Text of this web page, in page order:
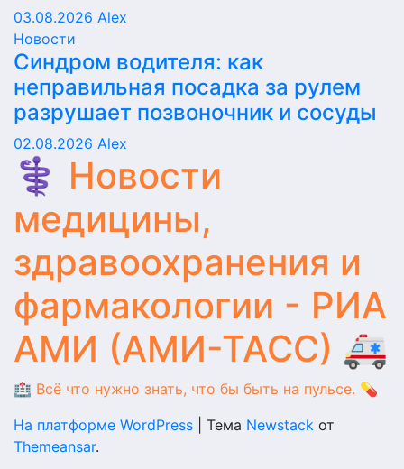
03.08.2026 Alex
Новости
Синдром водителя: как
неправильная посадка за рулем
разрушает позвоночник и сосуды
02.08.2026 Alex
⚕️ Новости
медицины,
здравоохранения и
фармакологии - РИА
АМИ (АМИ-ТАСС) 🚑
🏥 Всё что нужно знать, что бы быть на пульсе. 💊
На платформе WordPress
Тема Newstack от
Themeansar.